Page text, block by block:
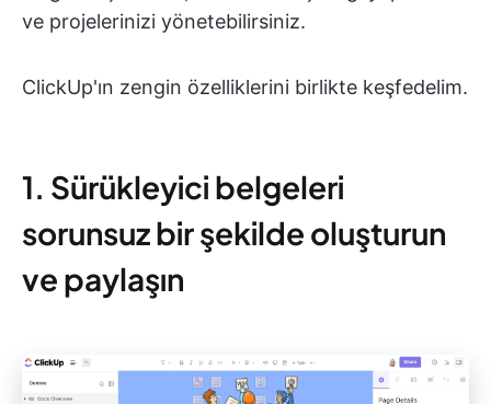
ve projelerinizi yönetebilirsiniz.
ClickUp'ın zengin özelliklerini birlikte keşfedelim.
1. Sürükleyici belgeleri
sorunsuz bir şekilde oluşturun
ve paylaşın